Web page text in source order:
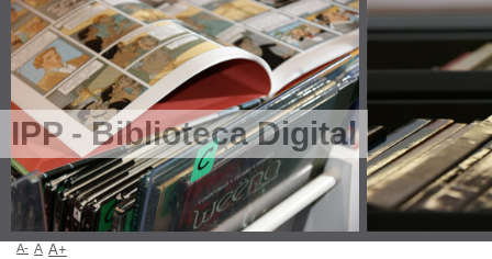
IPP - Biblioteca Digital
A- A A+